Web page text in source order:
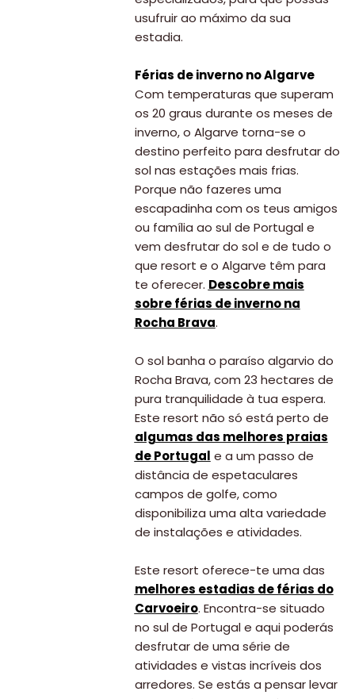
usufruir ao máximo da sua
estadia.
Férias de inverno no Algarve
Com temperaturas que superam
os 20 graus durante os meses de
inverno, o Algarve torna-se o
destino perfeito para desfrutar do
sol nas estações mais frias.
Porque não fazeres uma
escapadinha com os teus amigos
ou família ao sul de Portugal e
vem desfrutar do sol e de tudo o
que resort e o Algarve têm para
te oferecer. Descobre mais
sobre férias de inverno na
Rocha Brava.
O sol banha o paraíso algarvio do
Rocha Brava, com 23 hectares de
pura tranquilidade à tua espera.
Este resort não só está perto de
algumas das melhores praias
de Portugal e a um passo de
distância de espetaculares
campos de golfe, como
disponibiliza uma alta variedade
de instalações e atividades.
Este resort oferece-te uma das
melhores estadias de férias do
Carvoeiro. Encontra-se situado
no sul de Portugal e aqui poderás
desfrutar de uma série de
atividades e vistas incríveis dos
arredores. Se estás a pensar levar